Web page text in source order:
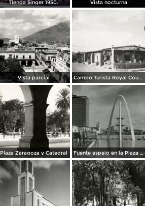
Tienda Singer 1950. Vista nocturna
Vista parcial Campo Turista Royal Courts
Plaza Zaragoza y Catedral Fuente espejo en la Plaza Zaragoza